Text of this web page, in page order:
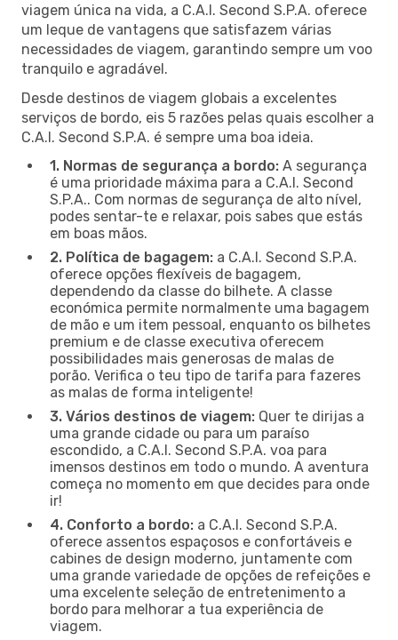
viagem única na vida, a C.A.I. Second S.P.A. oferece
um leque de vantagens que satisfazem várias
necessidades de viagem, garantindo sempre um voo
tranquilo e agradável.
Desde destinos de viagem globais a excelentes
serviços de bordo, eis 5 razões pelas quais escolher a
C.A.I. Second S.P.A. é sempre uma boa ideia.
1. Normas de segurança a bordo: A segurança
é uma prioridade máxima para a C.A.I. Second
S.P.A.. Com normas de segurança de alto nível,
podes sentar-te e relaxar, pois sabes que estás
em boas mãos.
2. Política de bagagem: a C.A.I. Second S.P.A.
oferece opções flexíveis de bagagem,
dependendo da classe do bilhete. A classe
económica permite normalmente uma bagagem
de mão e um item pessoal, enquanto os bilhetes
premium e de classe executiva oferecem
possibilidades mais generosas de malas de
porão. Verifica o teu tipo de tarifa para fazeres
as malas de forma inteligente!
3. Vários destinos de viagem: Quer te dirijas a
uma grande cidade ou para um paraíso
escondido, a C.A.I. Second S.P.A. voa para
imensos destinos em todo o mundo. A aventura
começa no momento em que decides para onde
ir!
4. Conforto a bordo: a C.A.I. Second S.P.A.
oferece assentos espaçosos e confortáveis e
cabines de design moderno, juntamente com
uma grande variedade de opções de refeições e
uma excelente seleção de entretenimento a
bordo para melhorar a tua experiência de
viagem.